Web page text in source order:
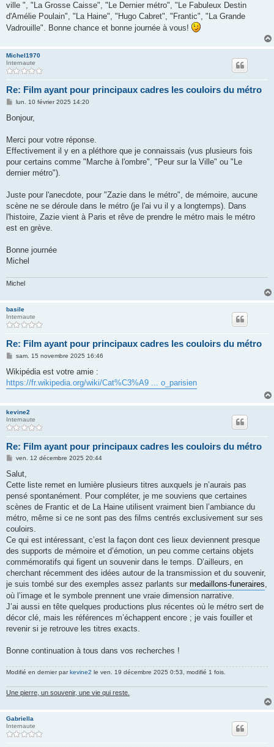
ville ", "La Grosse Caisse", "Le Dernier métro", "Le Fabuleux Destin
d'Amélie Poulain", "La Haine", "Hugo Cabret", "Frantic", "La Grande
Vadrouille". Bonne chance et bonne journée à vous!
Michel1970
Internaute
Re: Film ayant pour principaux cadres les couloirs du métro
M
s
g
lun. 10 février 2025 14:20
Bonjour,
Merci pour votre réponse.
Effectivement il y en a pléthore que je connaissais (vus plusieurs fois
pour certains comme "Marche à l'ombre", "Peur sur la Ville" ou "Le
dernier métro").
Juste pour l'anecdote, pour "Zazie dans le métro", de mémoire, aucune
scène ne se déroule dans le métro (je l'ai vu il y a longtemps). Dans
l'histoire, Zazie vient à Paris et rêve de prendre le métro mais le métro
est en grève.
Bonne journée
Michel
Michel
basile
Internaute
Re: Film ayant pour principaux cadres les couloirs du métro
M
s
a
sam. 15 novembre 2025 16:46
Wikipédia est votre amie :
https://fr.wikipedia.org/wiki/Cat%C3%A9 ... o_parisien
kevine2
Internaute
Re: Film ayant pour principaux cadres les couloirs du métro
M
s
a
g
ven. 12 décembre 2025 20:44
Salut,
Cette liste remet en lumière plusieurs titres auxquels je n’aurais pas
pensé spontanément. Pour compléter, je me souviens que certaines
scènes de Frantic et de La Haine utilisent vraiment bien l’ambiance du
métro, même si ce ne sont pas des films centrés exclusivement sur ses
couloirs.
Ce qui est intéressant, c’est la façon dont ces lieux deviennent presque
des supports de mémoire et d’émotion, un peu comme certains objets
commémoratifs qui figent un souvenir dans le temps. D’ailleurs, en
cherchant récemment des idées autour de la transmission et du souvenir,
je suis tombé sur des exemples assez parlants sur medaillons-funeraires,
où l’image et le symbole prennent une vraie dimension narrative.
J’ai aussi en tête quelques productions plus récentes où le métro sert de
décor clé, mais les références m’échappent encore ; je vais fouiller et
revenir si je retrouve les titres exacts.
Bonne continuation à tous dans vos recherches !
Modifié en dernier par kevine2 le ven. 19 décembre 2025 0:53, modifié 1 fois.
Une pierre, un souvenir, une vie qui reste.
Gabriella
Internaute